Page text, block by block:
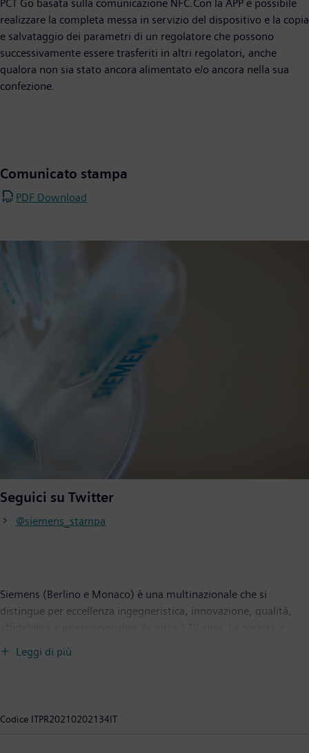
PCT Go basata sulla comunicazione NFC.Con la APP è possibile
realizzare la completa messa in servizio del dispositivo e la copia
e salvataggio dei parametri di un regolatore che possono
successivamente essere trasferiti in altri regolatori, anche
qualora non sia stato ancora alimentato e/o ancora nella sua
confezione.
Comunicato stampa
PDF Download
Seguici su Twitter
@siemens_stampa
Siemens (Berlino e Monaco) è una multinazionale che si
distingue per eccellenza ingegneristica, innovazione, qualità,
attiva in tutto il mondo, concentrandosi nelle aree delle
infrastrutture intelligenti per edifici e sistemi energetici
Mobility, fornitore leader di soluzioni di mobilità intelligenti per
Leggi di più
Codice ITPR20210202134IT